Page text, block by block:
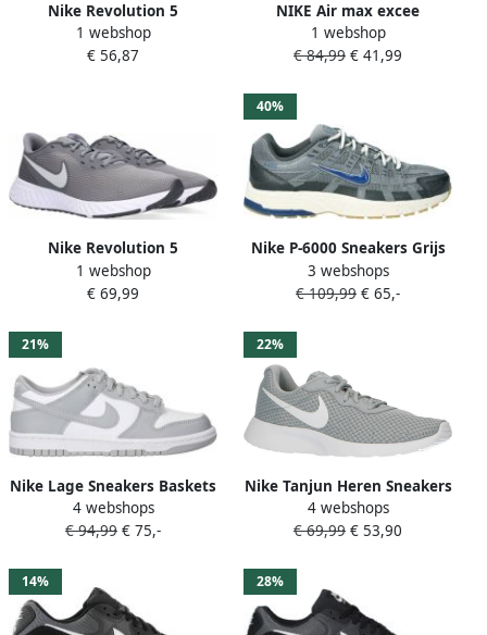
Nike Revolution 5
Hardloopschoenen voor
heren (straat) Grijs
1 webshop
€ 56,87
NIKE Air max excee
sneakers zwart blauw
kinderen
1 webshop
€ 84,99 € 41,99
Nike Revolution 5
Hardloopschoenen voor
heren (straat) Grijs
1 webshop
€ 69,99
40%
Nike P-6000 Sneakers Grijs
Mesh Synthetisch
3 webshops
€ 109,99 € 65,-
21%
Nike Lage Sneakers Baskets
Dunk Low cuir blanc et gris
clair
4 webshops
€ 94,99 € 75,-
22%
Nike Tanjun Heren Sneakers
Wolf Grey White-Barely Volt-
Black
4 webshops
€ 69,99 € 53,90
14% 28%